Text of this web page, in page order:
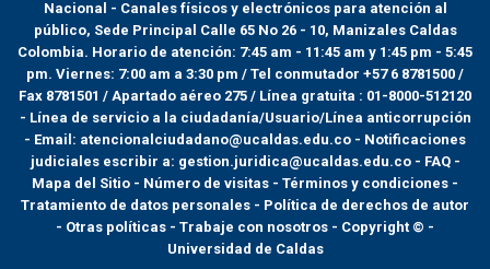
Nacional - Canales físicos y electrónicos para atención al
público, Sede Principal Calle 65 No 26 - 10, Manizales Caldas
Colombia. Horario de atención: 7:45 am - 11:45 am y 1:45 pm - 5:45
pm. Viernes: 7:00 am a 3:30 pm / Tel conmutador +57 6 8781500 /
Fax 8781501 / Apartado aéreo 275 / Línea gratuita : 01-8000-512120
- Línea de servicio a la ciudadanía/Usuario/Línea anticorrupción
- Email: atencionalciudadano@ucaldas.edu.co - Notificaciones
judiciales escribir a: gestion.juridica@ucaldas.edu.co - FAQ -
Mapa del Sitio - Número de visitas - Términos y condiciones -
Tratamiento de datos personales - Política de derechos de autor
- Otras políticas - Trabaje con nosotros - Copyright © -
Universidad de Caldas